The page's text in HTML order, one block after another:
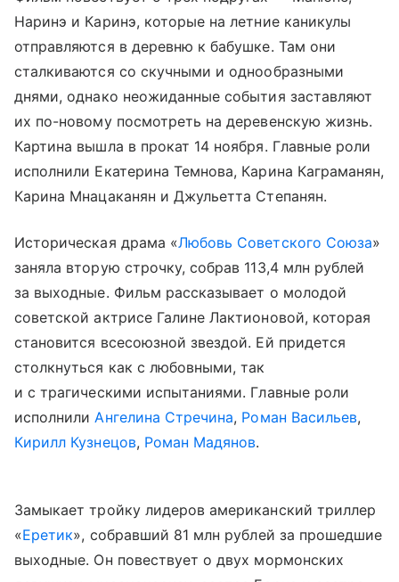
Наринэ и Каринэ, которые на летние каникулы
отправляются в деревню к бабушке. Там они
сталкиваются со скучными и однообразными
днями, однако неожиданные события заставляют
их по-новому посмотреть на деревенскую жизнь.
Картина вышла в прокат 14 ноября. Главные роли
исполнили Екатерина Темнова, Карина Каграманян,
Карина Мнацаканян и Джульетта Степанян.
Историческая драма «Любовь Советского Союза»
заняла вторую строчку, собрав 113,4 млн рублей
за выходные. Фильм рассказывает о молодой
советской актрисе Галине Лактионовой, которая
становится всесоюзной звездой. Ей придется
столкнуться как с любовными, так
и с трагическими испытаниями. Главные роли
исполнилиАнгелина Стречина, Роман Васильев,
Кирилл Кузнецов, Роман Мадянов.
Замыкает тройку лидеров американский триллер
«Еретик», собравший 81 млн рублей за прошедшие
выходные. Он повествует о двух мормонских